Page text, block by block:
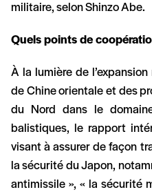
militaire, selon Shinzo Abe.
Quels points de
À la lumière de
de Chine orientale et des
du Nord dans le
balistiques, le rapport
visant à assurer de façon
la sécurité du Japon,
antimissile », « la sécurité